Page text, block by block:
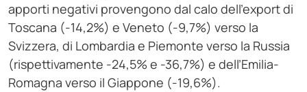
apporti negativi provengono dal calo dell’export di
Toscana (-14,2%) e Veneto (-9,7%) verso la
Svizzera, di Lombardia e Piemonte verso la Russia
(rispettivamente -24,5% e -36,7%) e dell’Emilia-
Romagna verso il Giappone (-19,6%).